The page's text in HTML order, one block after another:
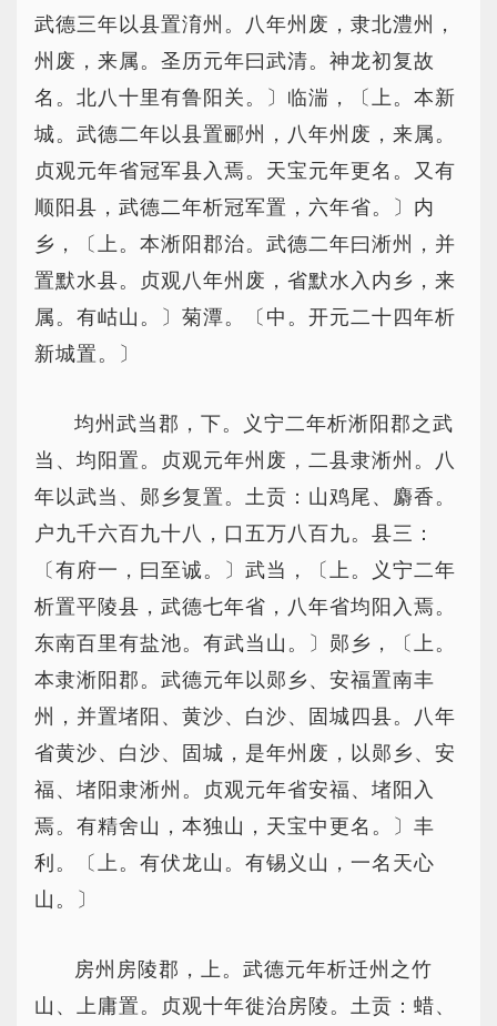
武德三年以县置淯州。八年州废，隶北澧州，
州废，来属。圣历元年曰武清。神龙初复故
名。北八十里有鲁阳关。〕临湍，〔上。本新
城。武德二年以县置郦州，八年州废，来属。
贞观元年省冠军县入焉。天宝元年更名。又有
顺阳县，武德二年析冠军置，六年省。〕内
乡，〔上。本淅阳郡治。武德二年曰淅州，并
置默水县。贞观八年州废，省默水入内乡，来
属。有岵山。〕菊潭。〔中。开元二十四年析
新城置。〕
均州武当郡，下。义宁二年析淅阳郡之武
当、均阳置。贞观元年州废，二县隶淅州。八
年以武当、郧乡复置。土贡：山鸡尾、麝香。
户九千六百九十八，口五万八百九。县三：
〔有府一，曰至诚。〕武当，〔上。义宁二年
析置平陵县，武德七年省，八年省均阳入焉。
东南百里有盐池。有武当山。〕郧乡，〔上。
本隶淅阳郡。武德元年以郧乡、安福置南丰
州，并置堵阳、黄沙、白沙、固城四县。八年
省黄沙、白沙、固城，是年州废，以郧乡、安
福、堵阳隶淅州。贞观元年省安福、堵阳入
焉。有精舍山，本独山，天宝中更名。〕丰
利。〔上。有伏龙山。有锡义山，一名天心
山。〕
房州房陵郡，上。武德元年析迁州之竹
山、上庸置。贞观十年徙治房陵。土贡：蜡、